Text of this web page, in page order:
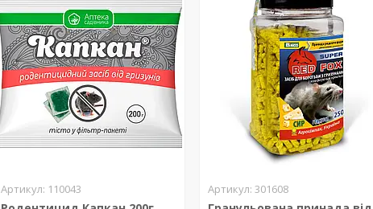
110043 301608